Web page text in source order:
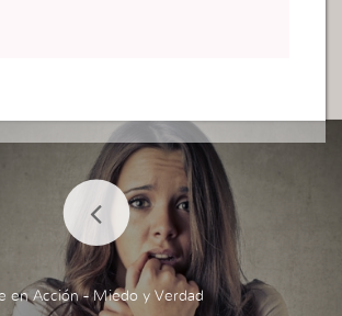
en Acción - Miedo y Verdad